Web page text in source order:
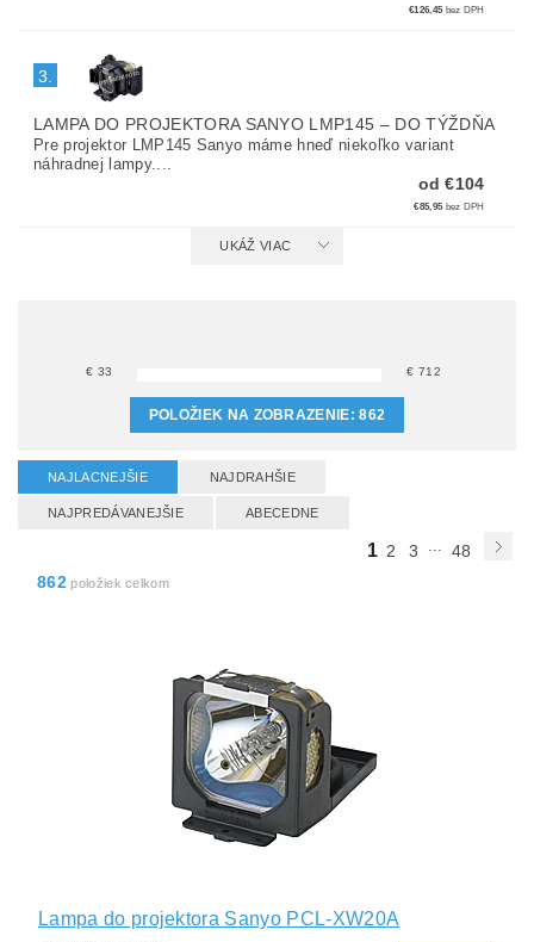
€126,45bez DPH
3.
LAMPA DO PROJEKTORA SANYO LMP145 – DO TÝŽDŇA
Pre projektor LMP145 Sanyo máme hneď niekoľko variant
náhradnej lampy....
od €104
€85,95bez DPH
UKÁŽ VIAC
€ 33 € 712
POLOŽIEK NA ZOBRAZENIE:862
NAJLACNEJŠIE NAJDRAHŠIE
NAJPREDÁVANEJŠIE ABECEDNE
1 2 3
48
862položiek celkom
Lampa do projektora Sanyo PCL-XW20A